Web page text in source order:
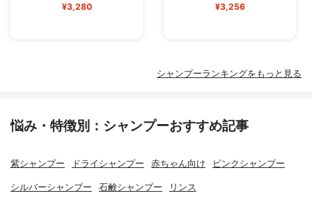
¥3,280 ¥3,256
シャンプーランキングをもっと見る
悩み・特徴別：シャンプーおすすめ記事
紫シャンプー ドライシャンプー 赤ちゃん向け ピンクシャンプー
シルバーシャンプー 石鹸シャンプー リンス